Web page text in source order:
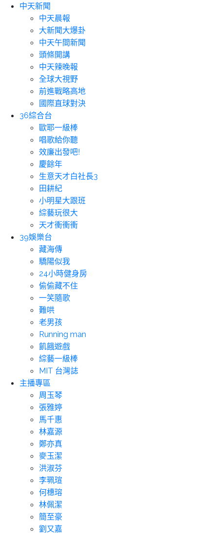
中天新聞
中天晨報
大新聞大爆卦
中天午間新聞
頭條開講
中天辣晚報
全球大視野
前進戰略高地
國際直球對決
36綜合台
歐耶一級棒
唱歌給你聽
效廉出發吧!
慶餘年
生意天才白社長3
田耕紀
小明星大跟班
綜藝玩很大
天才衝衝衝
39娛樂台
藏海傳
驕陽似我
24小時健身房
偷偷藏不住
一笑隨歌
難哄
老男孩
Running man
飢餓遊戲
綜藝一級棒
MIT 台灣誌
主播專區
周玉琴
張雅婷
馬千惠
林嘉源
鄭亦真
麥玉潔
洪淑芬
李珮瑄
何橞瑢
林佩潔
簡至豪
劉又嘉